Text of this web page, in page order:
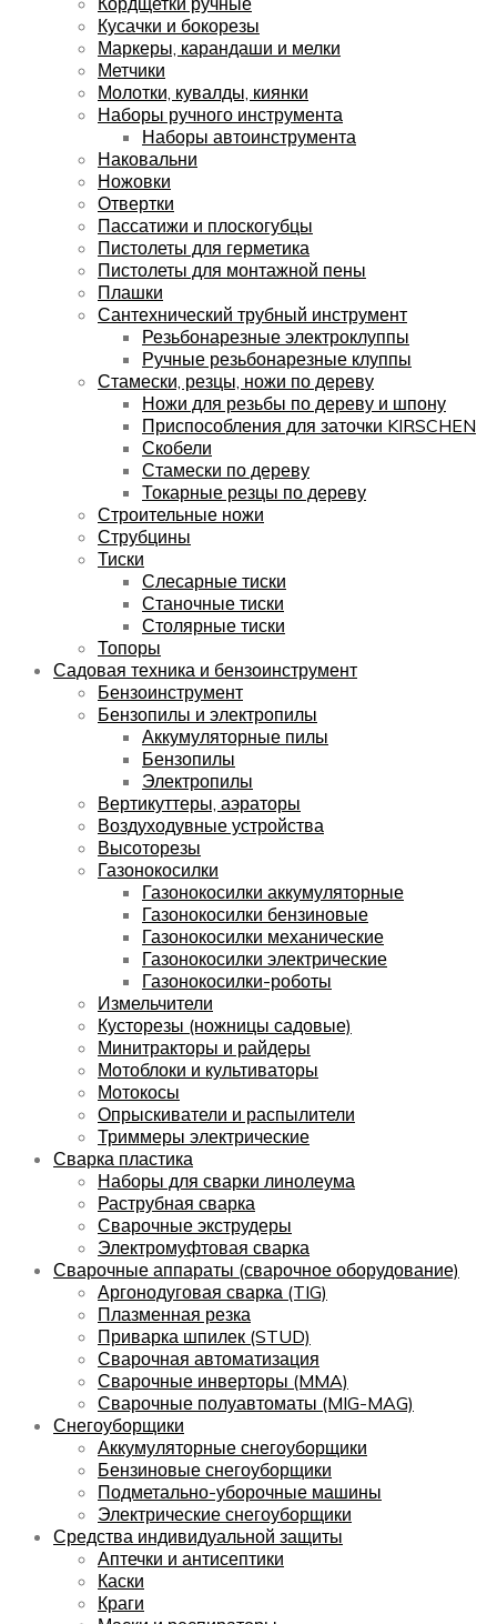
Кусачки и бокорезы
Маркеры, карандаши и мелки
Метчики
Молотки, кувалды, киянки
Наборы ручного инструмента
Наборы автоинструмента
Наковальни
Ножовки
Отвертки
Пассатижи и плоскогубцы
Пистолеты для герметика
Пистолеты для монтажной пены
Плашки
Сантехнический трубный инструмент
Резьбонарезные электроклуппы
Ручные резьбонарезные клуппы
Стамески, резцы, ножи по дереву
Ножи для резьбы по дереву и шпону
Приспособления для заточки KIRSCHEN
Скобели
Стамески по дереву
Токарные резцы по дереву
Строительные ножи
Струбцины
Тиски
Слесарные тиски
Станочные тиски
Столярные тиски
Топоры
Садовая техника и бензоинструмент
Бензоинструмент
Бензопилы и электропилы
Аккумуляторные пилы
Бензопилы
Электропилы
Вертикуттеры, аэраторы
Воздуходувные устройства
Высоторезы
Газонокосилки
Газонокосилки аккумуляторные
Газонокосилки бензиновые
Газонокосилки механические
Газонокосилки электрические
Газонокосилки-роботы
Измельчители
Кусторезы (ножницы садовые)
Минитракторы и райдеры
Мотоблоки и культиваторы
Мотокосы
Опрыскиватели и распылители
Триммеры электрические
Сварка пластика
Наборы для сварки линолеума
Раструбная сварка
Сварочные экструдеры
Электромуфтовая сварка
Сварочные аппараты (сварочное оборудование)
Аргонодуговая сварка (TIG)
Плазменная резка
Приварка шпилек (STUD)
Сварочная автоматизация
Сварочные инверторы (MMA)
Сварочные полуавтоматы (MIG-MAG)
Снегоуборщики
Аккумуляторные снегоуборщики
Бензиновые снегоуборщики
Подметально-уборочные машины
Электрические снегоуборщики
Средства индивидуальной защиты
Аптечки и антисептики
Каски
Краги